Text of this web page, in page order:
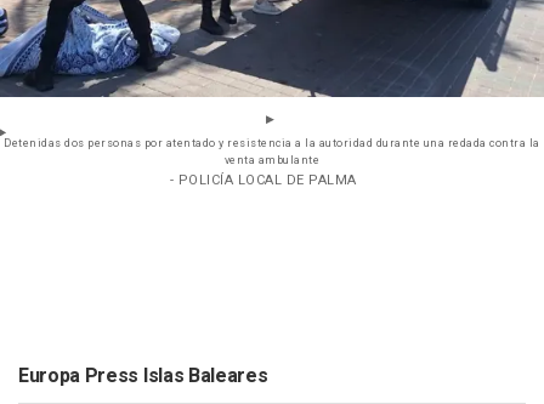
Detenidas dos personas por atentado y resistencia a la autoridad durante una redada contra la
venta ambulante
- POLICÍA LOCAL DE PALMA
Europa Press Islas Baleares